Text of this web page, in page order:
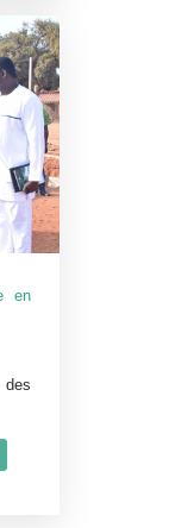
en